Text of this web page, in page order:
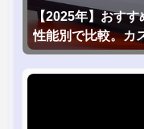
【2025年】おすす
性能別で比較。カ